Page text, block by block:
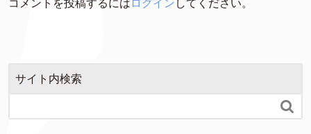
コメントを投稿するには ログイン してください。
サイト内検索
